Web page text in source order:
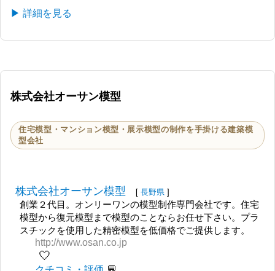
▶ 詳細を見る
株式会社オーサン模型
住宅模型・マンション模型・展示模型の制作を手掛ける建築模
型会社
株式会社オーサン模型 [ 長野県 ]
創業２代目。オンリーワンの模型制作専門会社です。住宅
模型から復元模型まで模型のことならお任せ下さい。プラ
スチックを使用した精密模型を低価格でご提供します。
http://www.osan.co.jp
🤍